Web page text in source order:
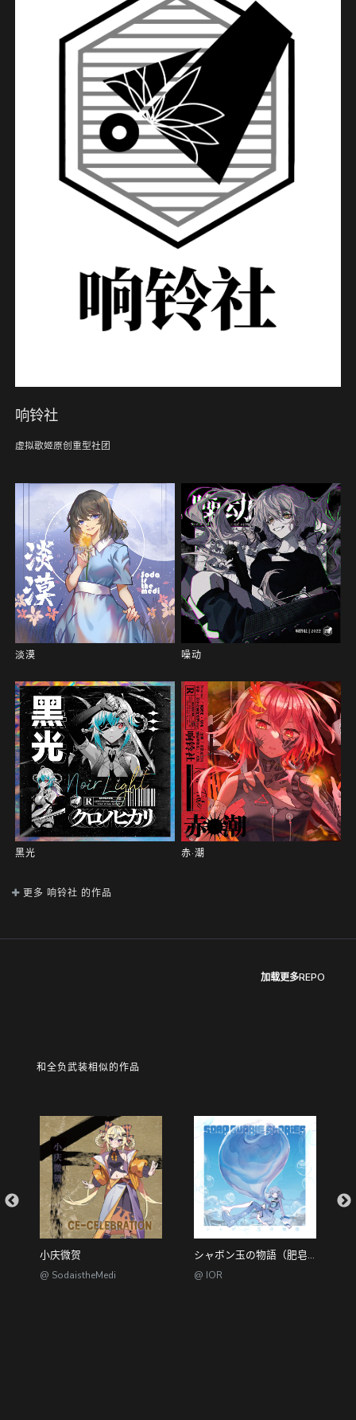
响铃社
虚拟歌姬原创重型社团
淡漠 噪动
黑光 赤·潮
更多 响铃社 的作品
加载更多REPO
和全负武装相似的作品
小庆微贺
@ SodaistheMedi
シャボン玉の物語（肥皂泡物语）
@ IOR